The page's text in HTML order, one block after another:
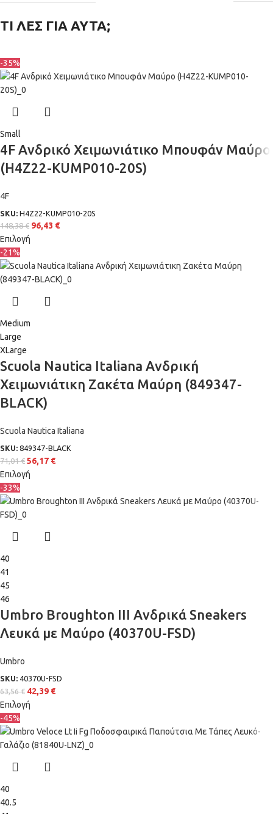
ΤΙ ΛΕΣ ΓΙΑ ΑΥΤΑ;
-35%
Small
4F Ανδρικό Χειμωνιάτικο Μπουφάν Μαύρο
(H4Z22-KUMP010-20S)
4F
SKU: H4Z22-KUMP010-20S
148,38€ 96,43 €
Επιλογή
-21%
Medium
Large
XLarge
Scuola Nautica Italiana Ανδρική
Χειμωνιάτικη Ζακέτα Μαύρη (849347-
BLACK)
Scuola Nautica Italiana
SKU: 849347-BLACK
71,01€ 56,17 €
Επιλογή
-33%
40
41
45
46
Umbro Broughton III Ανδρικά Sneakers
Λευκά με Μαύρο (40370U-FSD)
Umbro
SKU: 40370U-FSD
63,56€ 42,39 €
Επιλογή
-45%
40
40.5